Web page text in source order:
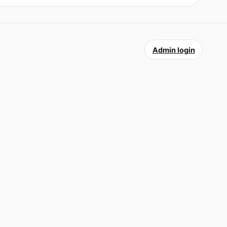
Admin login